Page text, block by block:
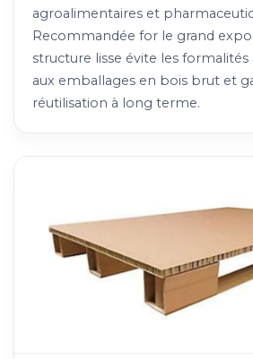
agroalimentaires et
Recommandée for le grand
structure lisse évite les formalités
aux emballages en bois brut et
réutilisation à long terme.